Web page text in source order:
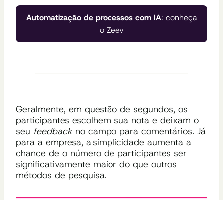
Automatização de processos com IA: conheça
o Zeev
Geralmente, em questão de segundos, os
participantes escolhem sua nota e deixam o
seu feedbackno campo para comentários. Já
para a empresa, a simplicidade aumenta a
chance de o número de participantes ser
significativamente maior do que outros
métodos de pesquisa.